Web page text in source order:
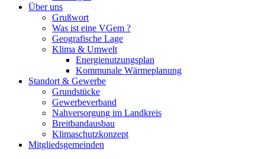
Über uns
Grußwort
Was ist eine VGem ?
Geografische Lage
Klima & Umwelt
Energienutzungsplan
Kommunale Wärmeplanung
Standort & Gewerbe
Grundstücke
Gewerbeverband
Nahversorgung im Landkreis
Breitbandausbau
Klimaschutzkonzept
Mitgliedsgemeinden